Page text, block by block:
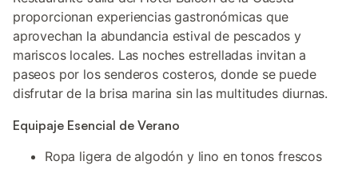
proporcionan experiencias gastronómicas que
aprovechan la abundancia estival de pescados y
mariscos locales. Las noches estrelladas invitan a
paseos por los senderos costeros, donde se puede
disfrutar de la brisa marina sin las multitudes diurnas.
Equipaje Esencial de Verano
Ropa ligera de algodón y lino en tonos frescos